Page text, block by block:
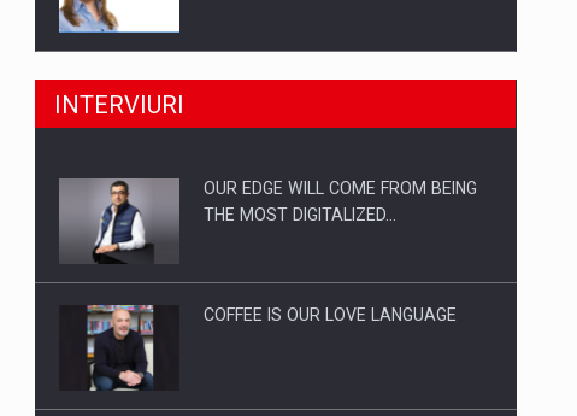
Producatorii si comerciantii care nu
Proteinmaxxing and the Future of
INTERVIURI
OUR EDGE WILL COME FROM BEING
THE MOST DIGITALIZED…
COFFEE IS OUR LOVE LANGUAGE